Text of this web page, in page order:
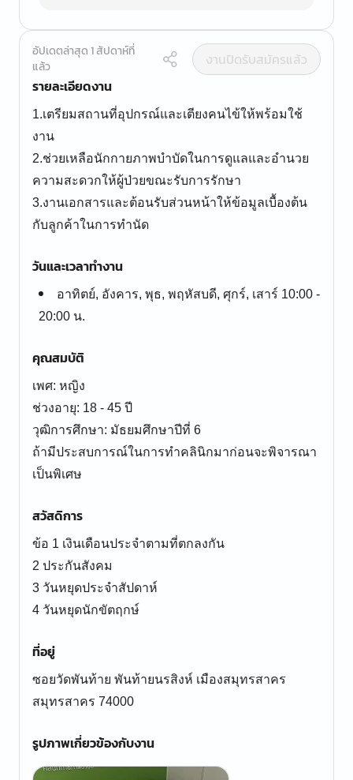
อัปเดตล่าสุด 1 สัปดาห์ที่
แล้ว
งานปิดรับสมัครแล้ว
รายละเอียดงาน
1.เตรียมสถานที่อุปกรณ์และเตียงคนไข้ให้พร้อมใช้
งาน
2.ช่วยเหลือนักกายภาพบำบัดในการดูแลและอำนวย
ความสะดวกให้ผู้ป่วยขณะรับการรักษา
3.งานเอกสารและต้อนรับส่วนหน้าให้ข้อมูลเบื้องต้น
วันและเวลาทำงาน
อาทิตย์, อังคาร, พุธ, พฤหัสบดี, ศุกร์, เสาร์ 10:00 -
20:00 น.
คุณสมบัติ
เพศ: หญิง
ช่วงอายุ: 18 - 45 ปี
วุฒิการศึกษา: มัธยมศึกษาปีที่ 6
ถ้ามีประสบการณ์ในการทำคลินิกมาก่อนจะพิจารณา
เป็นพิเศษ
สวัสดิการ
ข้อ 1 เงินเดือนประจำตามที่ตกลงกัน
2 ประกันสังคม
3 วันหยุดประจำสัปดาห์
4 วันหยุดนักขัตฤกษ์
ที่อยู่
ซอยวัดพันท้าย พันท้ายนรสิงห์ เมืองสมุทรสาคร
สมุทรสาคร 74000
รูปภาพเกี่ยวข้องกับงาน